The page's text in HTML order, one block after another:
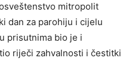
mitropolit
dan za parohiju i cijelu
prisutnima bio je i
riječi zahvalnosti i čestitki